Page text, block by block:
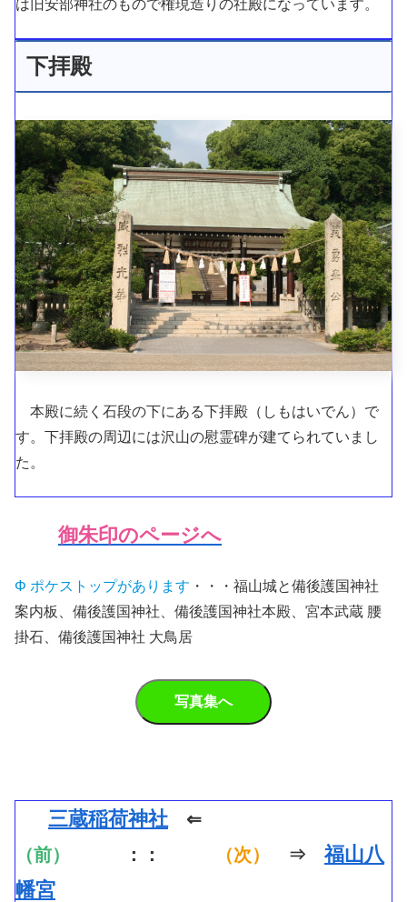
は旧安部神社のもので権現造りの社殿になっています。
下拝殿
本殿に続く石段の下にある下拝殿（しもはいでん）で
す。下拝殿の周辺には沢山の慰霊碑が建てられていまし
た。
御朱印のページへ
Φ ポケストップがあります ・・・福山城と備後護国神社
案内板、備後護国神社、備後護国神社本殿、宮本武蔵 腰
掛石、備後護国神社 大鳥居
三蔵稲荷神社 ⇐
（前）
：： （次） ⇒福山八
幡宮